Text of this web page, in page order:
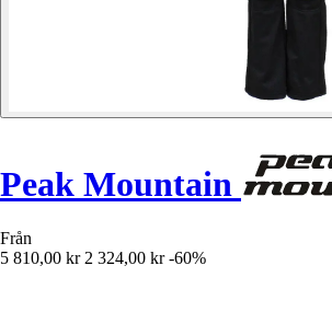
Peak Mountain
Från
5 810,00 kr 2 324,00 kr -60%